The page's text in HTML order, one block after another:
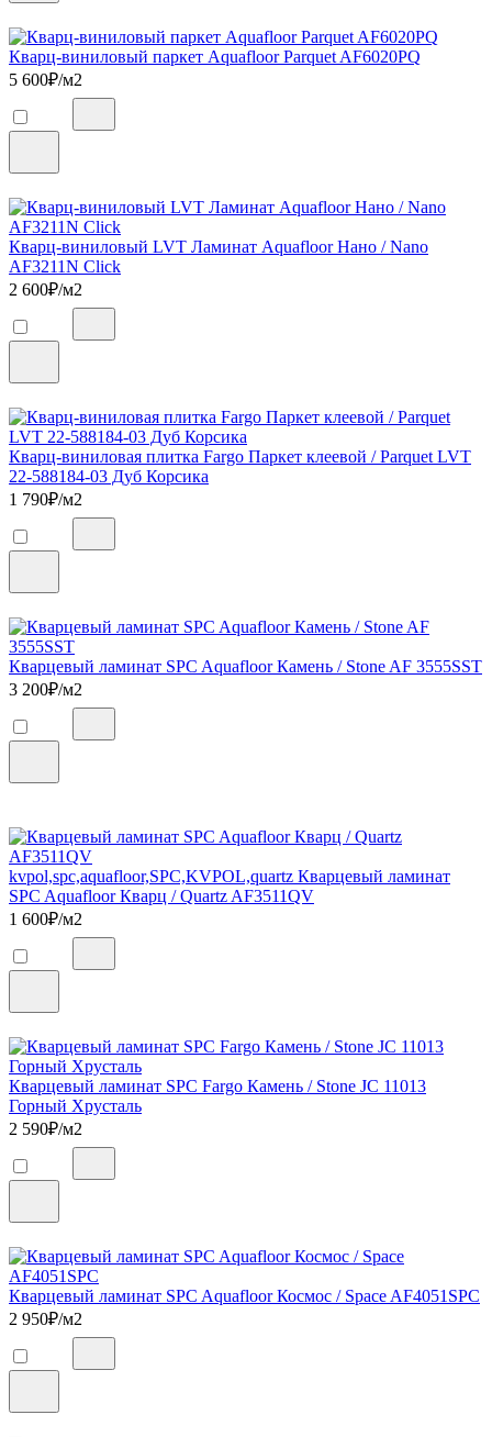
Кварц-виниловый паркет Aquafloor Parquet AF6020PQ
5 600₽/м2
Кварц-виниловый LVT Ламинат Aquafloor Нано / Nano
AF3211N Click
2 600₽/м2
Кварц-виниловая плитка Fargo Паркет клеевой / Parquet LVT
22-588184-03 Дуб Корсика
1 790₽/м2
Кварцевый ламинат SPC Aquafloor Камень / Stone AF 3555SST
3 200₽/м2
kvpol,spc,aquafloor,SPC,KVPOL,quartz Кварцевый ламинат
SPC Aquafloor Кварц / Quartz AF3511QV
1 600₽/м2
Кварцевый ламинат SPC Fargo Камень / Stone JC 11013
Горный Хрусталь
2 590₽/м2
Кварцевый ламинат SPC Aquafloor Космос / Space AF4051SPC
2 950₽/м2